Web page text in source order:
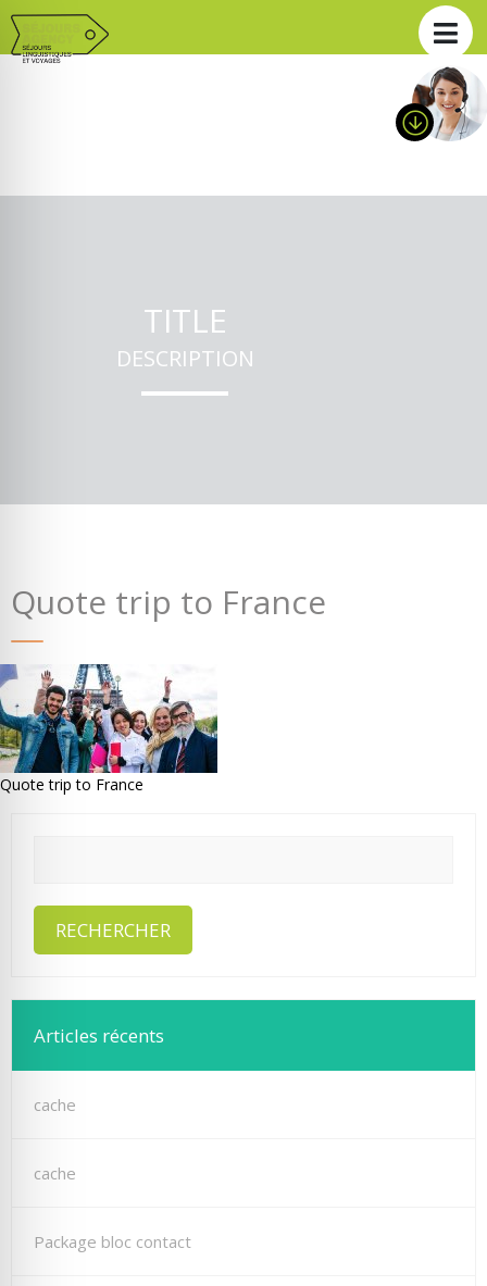
TITLE
DESCRIPTION
Quote trip to France
Quote trip to France
Articles récents
cache
cache
Package bloc contact